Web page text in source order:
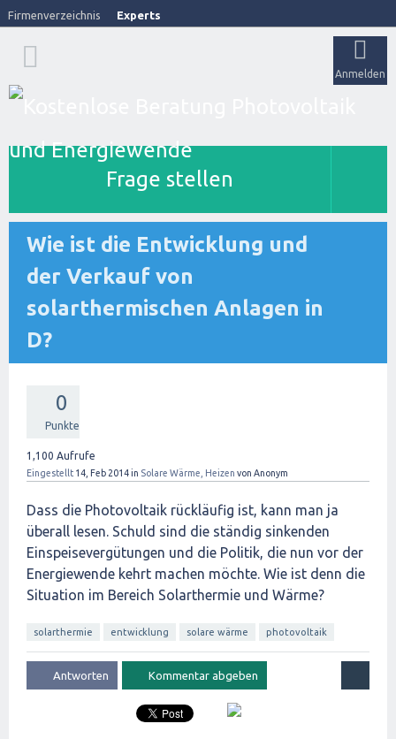
Firmenverzeichnis Experts
Anmelden
Frage stellen
Wie ist die Entwicklung und
der Verkauf von
solarthermischen Anlagen in
D?
0
Punkte
1,100 Aufrufe
Eingestellt 14, Feb 2014in Solare Wärme, Heizen von Anonym
Dass die Photovoltaik rückläufig ist, kann man ja
überall lesen. Schuld sind die ständig sinkenden
Einspeisevergütungen und die Politik, die nun vor der
Energiewende kehrt machen möchte. Wie ist denn die
Situation im Bereich Solarthermie und Wärme?
solarthermie entwicklung solare wärme photovoltaik